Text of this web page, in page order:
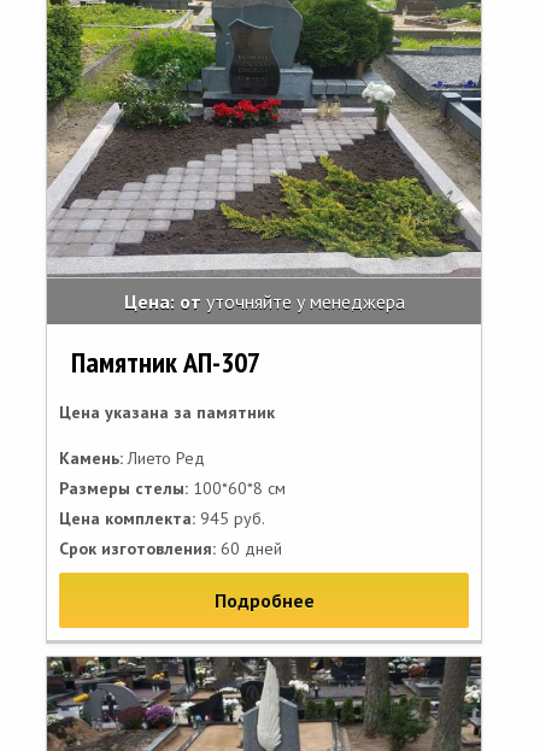
Цена: от уточняйте у менеджера
Памятник АП-307
Цена указана за памятник
Камень:Лието Ред
Размеры стелы: 100*60*8 см
Цена комплекта: 945 руб.
Срок изготовления: 60 дней
Подробнее